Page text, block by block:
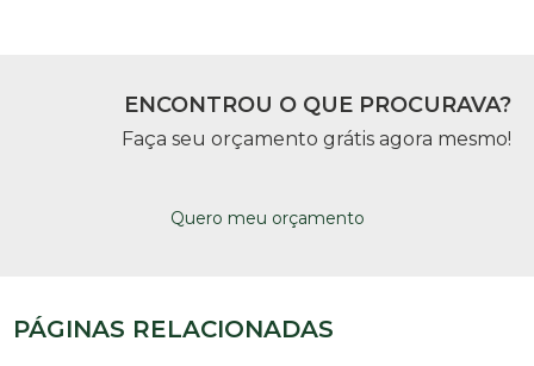
ENCONTROU O QUE PROCURAVA?
Faça seu orçamento grátis agora mesmo!
Quero meu orçamento
PÁGINAS RELACIONADAS